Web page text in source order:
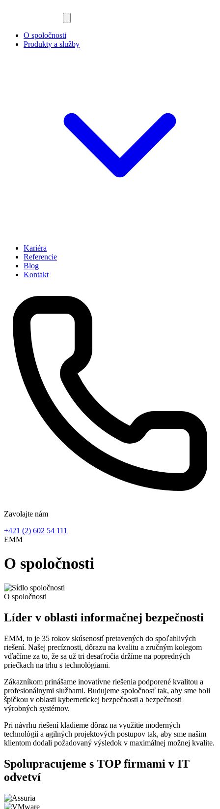
O spoločnosti
Produkty a služby
Kariéra
Referencie
Blog
Kontakt
Zavolajte nám
+421 (2) 602 54 111
EMM
O spoločnosti
O spoločnosti
Líder v oblasti informačnej bezpečnosti
EMM, to je 35 rokov skúsenostípretavených do spoľahlivých
riešení. Našej precíznosti, dôrazu na kvalitu a zručným kolegom
vďačíme za to, že sa už tri desaťročia držíme na popredných
priečkach na trhu s technológiami.
Zákazníkom prinášame inovatívne riešenia podporené kvalitou a
profesionálnymi službami. Budujeme spoločnosť tak, aby sme boli
špičkou v oblasti kybernetickej bezpečnosti a bezpečnosti
výrobných systémov.
Pri návrhu riešení kladieme dôraz na využitie moderných
technológií a agilných projektových postupov tak, aby sme našim
klientom dodali požadovaný výsledok v maximálnej možnej kvalite.
Spolupracujeme s TOP firmami v IT
odvetví